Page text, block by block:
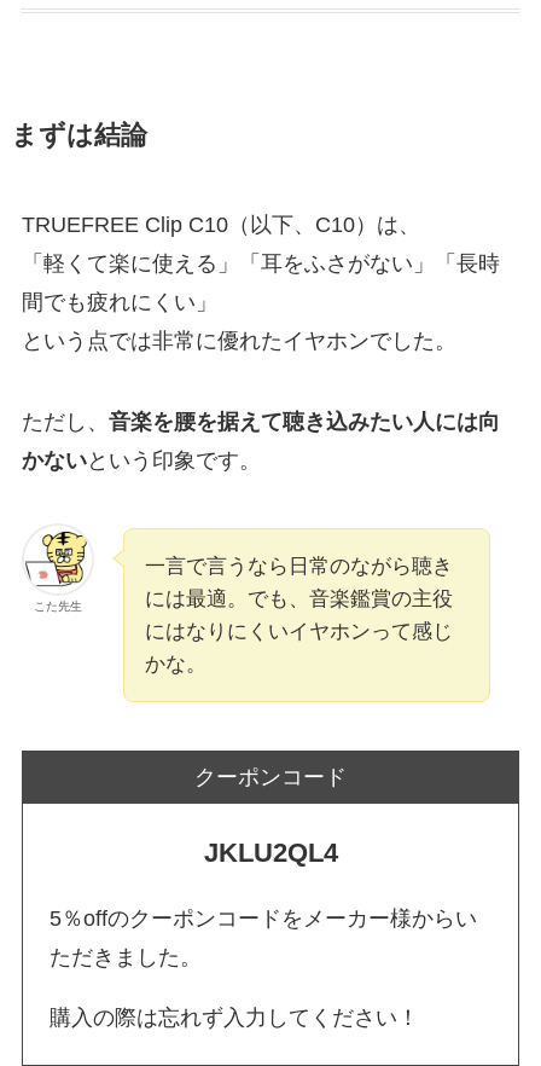
まずは結論
TRUEFREE Clip C10（以下、C10）は、
「軽くて楽に使える」「耳をふさがない」「長時
間でも疲れにくい」
という点では非常に優れたイヤホンでした。
ただし、 音楽を腰を据えて聴き込みたい人には向
かないという印象です。
こた先生
一言で言うなら日常のながら聴き
には最適。でも、音楽鑑賞の主役
にはなりにくいイヤホンって感じ
かな。
クーポンコード
JKLU2QL4
5％offのクーポンコードをメーカー様からい
ただきました。
購入の際は忘れず入力してください！